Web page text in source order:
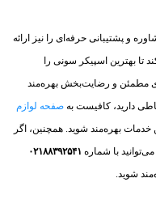
و پشتیبانی حرفه‌ای را نیز ارائه
بهترین اسپیکر سونی را
مطمئن و رضایت‌بخش بهره‌مند
دارید، کافیست به صفحه لوازم
خدمات بهره‌مند شوید. همچنین، اگر
با شماره ۰۲۱۸۸۳۹۲۵۴۱
شوید.